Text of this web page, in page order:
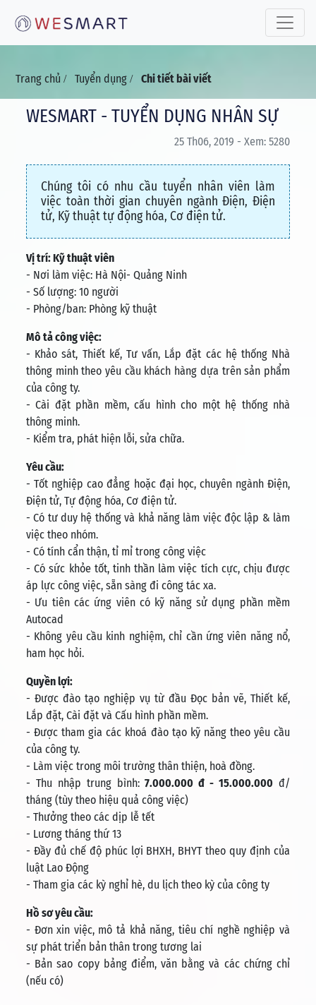
Trang chủ / Tuyển dụng / Chi tiết bài viết
WESMART - TUYỂN DỤNG NHÂN SỰ
25 Th06, 2019 - Xem: 5280
Chúng tôi có nhu cầu tuyển nhân viên làm
việc toàn thời gian chuyên ngành Điện, Điện
tử, Kỹ thuật tự động hóa, Cơ điện tử.
Vị trí: Kỹ thuật viên
- Nơi làm việc: Hà Nội- Quảng Ninh
- Số lượng: 10 người
- Phòng/ban: Phòng kỹ thuật
Mô tả công việc:
- Khảo sát, Thiết kế, Tư vấn, Lắp đặt các hệ thống Nhà
thông minh theo yêu cầu khách hàng dựa trên sản phẩm
của công ty.
- Cài đặt phần mềm, cấu hình cho một hệ thống nhà
thông minh.
- Kiểm tra, phát hiện lỗi, sửa chữa.
Yêu cầu:
- Tốt nghiệp cao đẳng hoặc đại học, chuyên ngành Điện,
Điện tử, Tự động hóa, Cơ điện tử.
- Có tư duy hệ thống và khả năng làm việc độc lập & làm
việc theo nhóm.
- Có tính cẩn thận, tỉ mỉ trong công việc
- Có sức khỏe tốt, tinh thần làm việc tích cực, chịu được
áp lực công việc, sẵn sàng đi công tác xa.
- Ưu tiên các ứng viên có kỹ năng sử dụng phần mềm
Autocad
- Không yêu cầu kinh nghiệm, chỉ cần ứng viên năng nổ,
ham học hỏi.
Quyền lợi:
- Được đào tạo nghiệp vụ từ đầu Đọc bản vẽ, Thiết kế,
Lắp đặt, Cài đặt và Cấu hình phần mềm.
- Được tham gia các khoá đào tạo kỹ năng theo yêu cầu
của công ty.
- Làm việc trong môi trường thân thiện, hoà đồng.
- Thu nhập trung bình:7.000.000 đ - 15.000.000 đ/
tháng (tùy theo hiệu quả công việc)
- Thưởng theo các dịp lễ tết
- Lương tháng thứ 13
- Đầy đủ chế độ phúc lợi BHXH, BHYT theo quy định của
luật Lao Động
- Tham gia các kỳ nghỉ hè, du lịch theo kỳ của công ty
Hồ sơ yêu cầu:
- Đơn xin việc, mô tả khả năng, tiêu chí nghề nghiệp và
sự phát triển bản thân trong tương lai
- Bản sao copy bảng điểm, văn bằng và các chứng chỉ
(nếu có)